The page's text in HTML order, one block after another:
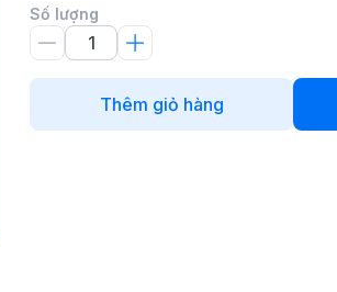
Số lượng
Thêm giỏ hàng